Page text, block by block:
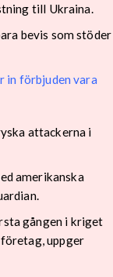
till Ukraina.
bevis som stöder
in förbjuden vara
attackerna i
amerikanska
gången i kriget
uppger